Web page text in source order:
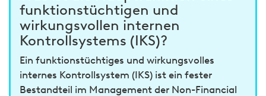
funktionstüchtigen und
wirkungsvollen internen
Kontrollsystems (IKS)?
Ein funktionstüchtiges und wirkungsvolles
internes Kontrollsystem (IKS) ist ein fester
Bestandteil im Management der Non-Financial